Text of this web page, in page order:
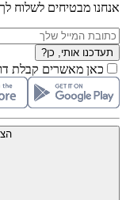
אנחנו מבטיחים לשלוח
תעדכנו אותי, כן?
כאן מאשרים קבלת